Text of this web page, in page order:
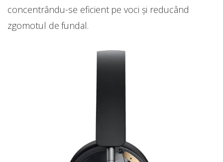
concentrându-se eficient pe voci și reducând
zgomotul de fundal.